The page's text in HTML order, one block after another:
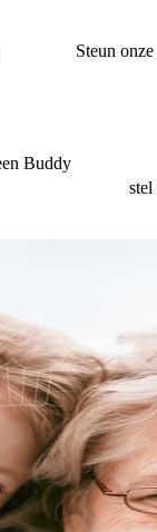
Steun
Buddy
stel